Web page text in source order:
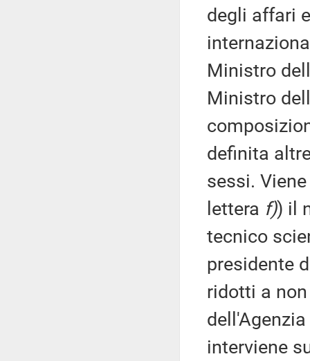
degli affari
Ministro
Ministro
definita
sessi.
lettera f)) il
tecnico
presidente
ridotti a
interviene